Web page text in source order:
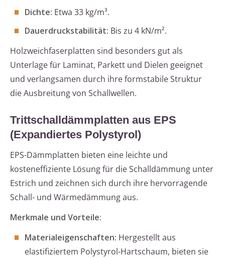
Dichte: Etwa 33 kg/m³.
Dauerdruckstabilität: Bis zu 4 kN/m².
Holzweichfaserplatten sind besonders gut als
Unterlage für Laminat, Parkett und Dielen geeignet
und verlangsamen durch ihre formstabile Struktur
die Ausbreitung von Schallwellen.
Trittschalldämmplatten aus EPS
(Expandiertes Polystyrol)
EPS-Dämmplatten bieten eine leichte und
kosteneffiziente Lösung für die Schalldämmung unter
Estrich und zeichnen sich durch ihre hervorragende
Schall- und Wärmedämmung aus.
Merkmale und Vorteile:
Materialeigenschaften: Hergestellt aus
elastifiziertem Polystyrol-Hartschaum, bieten sie